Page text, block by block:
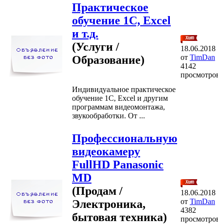
Практическое
обучение 1С, Excel
и т.д.
(Услуги /
Образование)
Индивидуальное практическое
обучение 1С, Excel и другим
программам видеомонтажа,
звукообработки. От ...
18.06.2018
от TimDan
4142
Профессиональную
видеокамеру
FullHD Panasonic
MD
(Продам /
Электроника,
бытовая техника)
18.06.2018
от TimDan
4382